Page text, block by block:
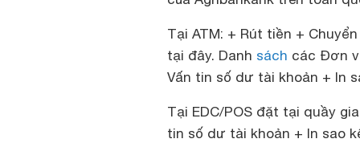
Tại ATM: + Rút tiền +
tại đây. Danh sách các Đơn
Vấn tin số dư tài khoản + In
Tại EDC/POS đặt tại quầy
tin số dư tài khoản + In sao